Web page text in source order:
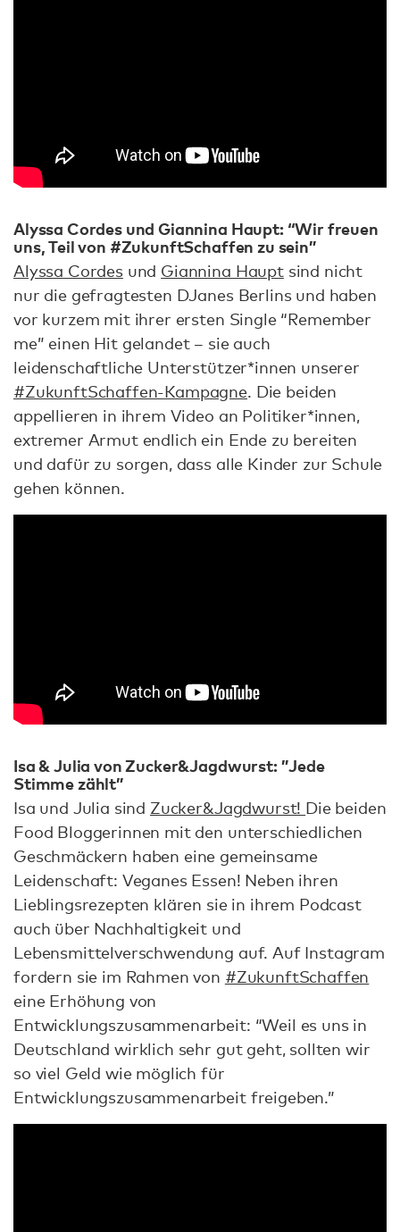
Alyssa Cordes und Giannina Haupt: “Wir freuen
uns, Teil von #ZukunftSchaffen zu sein”
Alyssa Cordesund Giannina Hauptsind nicht
nur die gefragtesten DJanes Berlins und haben
vor kurzem mit ihrer ersten Single “Remember
me” einen Hit gelandet – sie auch
leidenschaftliche Unterstützer*innen unserer
#ZukunftSchaffen-Kampagne. Die beiden
appellieren in ihrem Video an Politiker*innen,
extremer Armut endlich ein Ende zu bereiten
und dafür zu sorgen, dass alle Kinder zur Schule
gehen können.
Isa & Julia von Zucker&Jagdwurst: ”Jede
Stimme zählt”
Isa und Julia sind Zucker&Jagdwurst! Die beiden
Food Bloggerinnen mit den unterschiedlichen
Geschmäckern haben eine gemeinsame
Leidenschaft: Veganes Essen! Neben ihren
Lieblingsrezepten klären sie in ihrem Podcast
auch über Nachhaltigkeit und
Lebensmittelverschwendung auf. Auf Instagram
fordern sie im Rahmen von #ZukunftSchaffen
eine Erhöhung von
Entwicklungszusammenarbeit: “Weil es uns in
Deutschland wirklich sehr gut geht, sollten wir
so viel Geld wie möglich für
Entwicklungszusammenarbeit freigeben.”